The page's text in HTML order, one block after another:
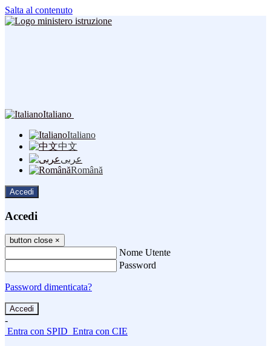
Salta al contenuto
Italiano
Italiano
中文
عربى
Română
Accedi
Accedi
button close ×
Nome Utente
Password
Password dimenticata?
-
Entra con SPID Entra con CIE